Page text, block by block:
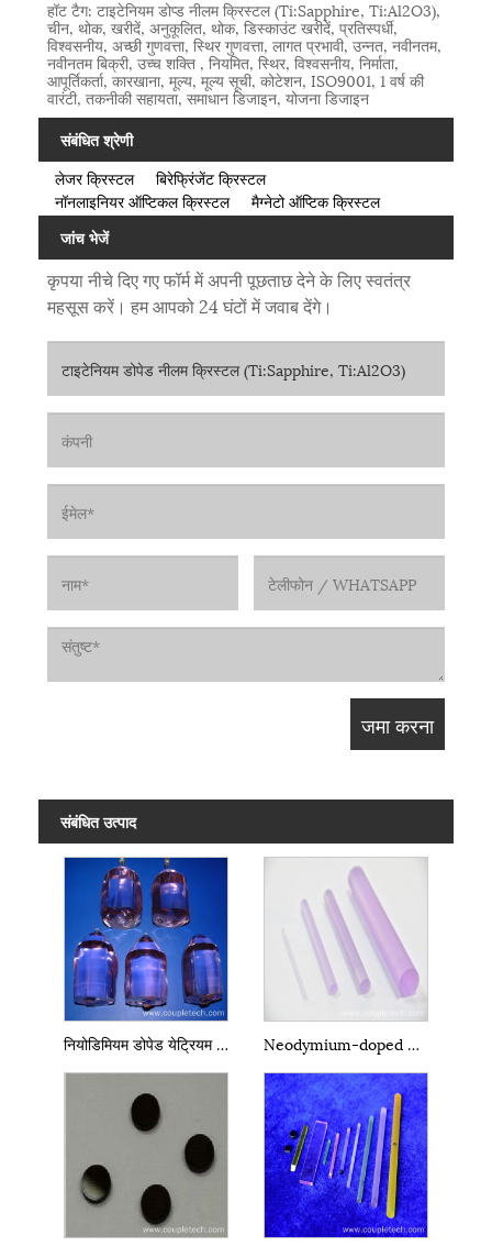
हॉट टैग: टाइटेनियम डोप्ड नीलम क्रिस्टल (Ti:Sapphire, Ti:Al2O3),
चीन, थोक, खरीदें, अनुकूलित, थोक, डिस्काउंट खरीदें, प्रतिस्पर्धी,
विश्वसनीय, अच्छी गुणवत्ता, स्थिर गुणवत्ता, लागत प्रभावी, उन्नत, नवीनतम,
नवीनतम बिक्री, उच्च शक्ति , नियमित, स्थिर, विश्वसनीय, निर्माता,
आपूर्तिकर्ता, कारखाना, मूल्य, मूल्य सूची, कोटेशन, ISO9001, 1 वर्ष की
वारंटी, तकनीकी सहायता, समाधान डिजाइन, योजना डिजाइन
संबंधित श्रेणी
लेजर क्रिस्टल
बिरेफ्रिंजेंट क्रिस्टल
नॉनलाइनियर ऑप्टिकल क्रिस्टल
मैग्नेटो ऑप्टिक क्रिस्टल
जांच भेजें
कृपया नीचे दिए गए फॉर्म में अपनी पूछताछ देने के लिए स्वतंत्र
महसूस करें। हम आपको 24 घंटों में जवाब देंगे।
संबंधित उत्पाद
नियोडिमियम डोपेड येट्रियम वैनाडेट लेजर क्रिस्टल एनडी: YVO4 Neodymium-doped Yttrium एल्यूमिनियम गार्नेट एनडी: YAG क्रिस्टल